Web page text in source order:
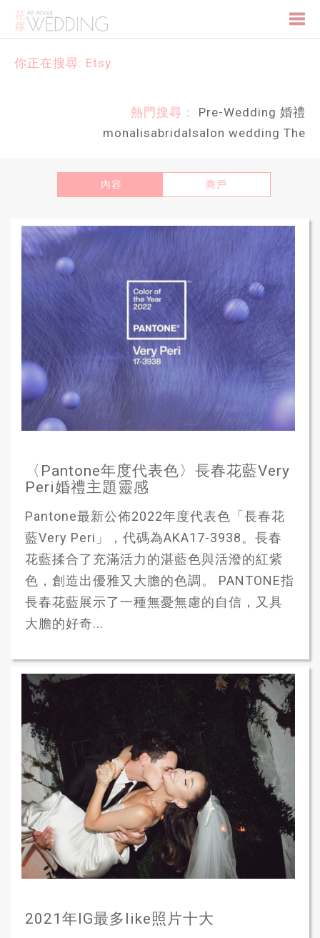
你正在搜尋: Etsy
熱門搜尋： Pre-Wedding 婚禮
monalisabridalsalon wedding The
內容 商戶
〈Pantone年度代表色〉長春花藍Very
Peri婚禮主題靈感
Pantone最新公佈2022年度代表色「長春花
藍Very Peri」，代碼為AKA17-3938。長春
花藍揉合了充滿活力的湛藍色與活潑的紅紫
色，創造出優雅又大膽的色調。 PANTONE指
長春花藍展示了一種無憂無慮的自信，又具
大膽的好奇...
2021年IG最多like照片十大